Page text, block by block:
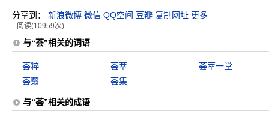
分享到： 新浪微博 微信 QQ空间 豆瓣 复制网址 更多
阅读(10959次)
与“荟”相关的词语
荟粹 荟萃
荟萃一堂
荟蘙
荟集
与“荟”相关的成语